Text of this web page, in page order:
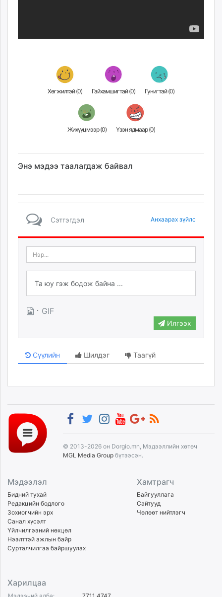
Хөгжилтэй (0) Гайхамшигтай (0) Гунигтай (0)
Жихүүцмээр (0) Үзэн ядмаар (0)
Энэ мэдээ таалагдаж байвал
Сэтгэгдэл Анхаарах зүйлс
· GIF
Илгээх
Сүүлийн Шилдэг Таагүй
© 2013-2026 он Dorgio.mn, Мэдээллийн хөтөч
MGL Media Group бүтээсэн.
Мэдээлэл
Бидний тухай
Редакцийн бодлого
Зохиогчийн эрх
Санал хүсэлт
Үйлчилгээний нөхцөл
Нээлттэй ажлын байр
Сурталчилгаа байршуулах
Хамтрагч
Байгууллага
Сайтууд
Чөлөөт нийтлэгч
Харилцаа